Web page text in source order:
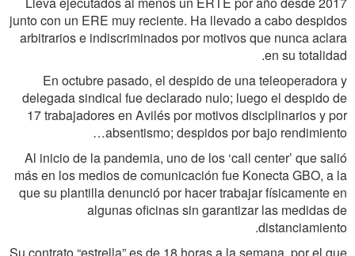
junto con un ERE muy reciente. Ha llevado a cabo despidos
arbitrarios e indiscriminados por motivos que nunca aclara
en su totalidad.
En octubre pasado, el despido de una teleoperadora y
delegada sindical fue declarado nulo; luego el despido de
17 trabajadores en Avilés por motivos disciplinarios y por
absentismo; despidos por bajo rendimiento…
Al inicio de la pandemia, uno de los ‘call center’ que salió
más en los medios de comunicación fue Konecta GBO, a la
que su plantilla denunció por hacer trabajar físicamente en
algunas oficinas sin garantizar las medidas de
distanciamiento.